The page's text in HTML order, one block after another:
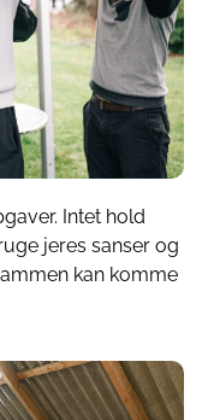
Intet hold
jeres sanser og
kan komme